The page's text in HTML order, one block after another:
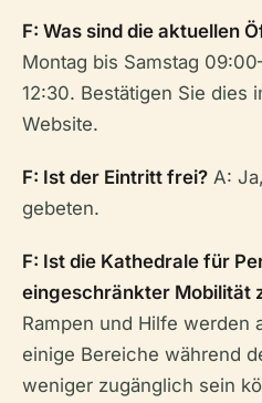
F: Was sind die aktuellen
Montag bis Samstag
12:30. Bestätigen Sie dies
Website.
F: Ist der Eintritt frei? A:
gebeten.
F: Ist die Kathedrale für
eingeschränkter Mobilität
Rampen und Hilfe werden
einige Bereiche während
weniger zugänglich sein